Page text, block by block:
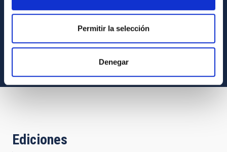
Permitir la selección
Denegar
Ediciones